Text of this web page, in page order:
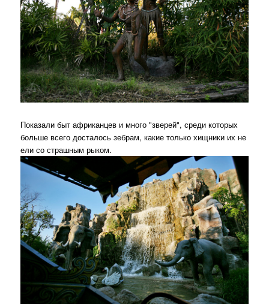
Показали быт африканцев и много "зверей", среди которых
больше всего досталось зебрам, какие только хищники их не
ели со страшным рыком.